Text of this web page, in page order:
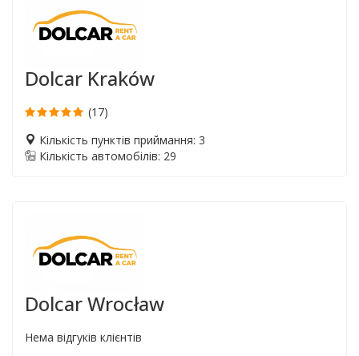
Dolcar Kraków
(17)
Кількість пунктів приймання: 3
Кількість автомобілів: 29
Dolcar Wrocław
Нема відгуків клієнтів